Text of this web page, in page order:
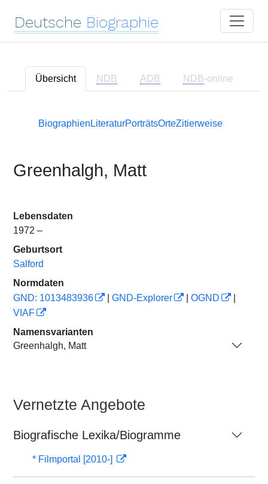
Deutsche Biographie
Übersicht NDB ADB NDB-online
Biographien LiteraturPorträtsOrteZitierweise
Greenhalgh, Matt
Lebensdaten
1972 –
Geburtsort
Salford
Normdaten
GND: 1013483936
GND-Explorer OGND
VIAF
Namensvarianten
Greenhalgh, Matt
Vernetzte Angebote
Biografische Lexika/Biogramme
* Filmportal [2010-]